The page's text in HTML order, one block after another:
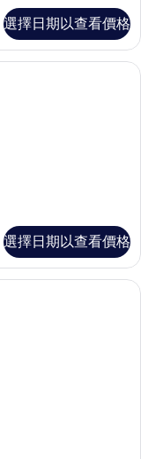
選擇日期以查看價格
、舒適加層、客房內保險
選擇日期以查看價格
張標準雙人床 | 低過敏寢